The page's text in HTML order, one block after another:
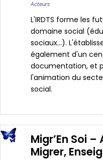
Acteurs
L'IRDTS forme les
domaine social
sociaux...).
également d'un
documentation, et
l'animation du
social.
Migr’En Soi
Migrer,